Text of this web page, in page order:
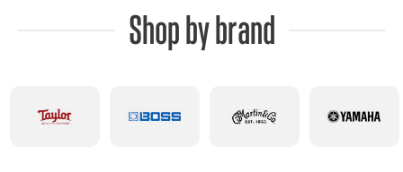
Shop by brand